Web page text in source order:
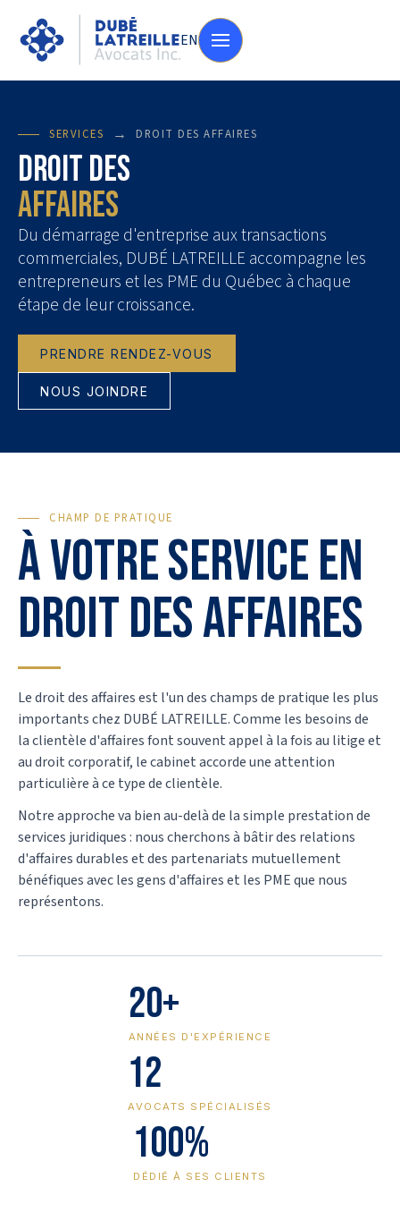
EN
SERVICES → DROIT DES AFFAIRES
Droit des
affaires
Du démarrage d'entreprise aux transactions
commerciales, DUBÉ LATREILLE accompagne les
entrepreneurs et les PME du Québec à chaque
étape de leur croissance.
PRENDRE RENDEZ-VOUS
NOUS JOINDRE
CHAMP DE PRATIQUE
À votre service en
droit des affaires
Le droit des affaires est l'un des champs de pratique les plus
importants chez DUBÉ LATREILLE. Comme les besoins de
la clientèle d'affaires font souvent appel à la fois au litige et
au droit corporatif, le cabinet accorde une attention
particulière à ce type de clientèle.
Notre approche va bien au-delà de la simple prestation de
services juridiques : nous cherchons à bâtir des relations
d'affaires durables et des partenariats mutuellement
bénéfiques avec les gens d'affaires et les PME que nous
représentons.
20+
ANNÉES D'EXPÉRIENCE
12
AVOCATS SPÉCIALISÉS
100%
DÉDIÉ À SES CLIENTS